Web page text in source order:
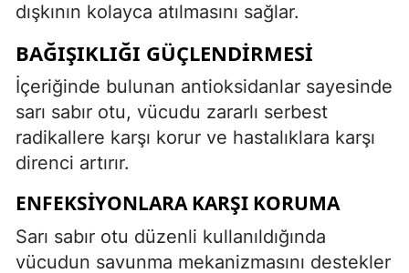
dışkının kolayca atılmasını sağlar.
BAĞIŞIKLIĞI GÜÇLENDIRMESI
İçeriğinde bulunan antioksidanlar sayesinde
sarı sabır otu, vücudu zararlı serbest
radikallere karşı korur ve hastalıklara karşı
direnci artırır.
ENFEKSIYONLARA KARŞI KORUMA
Sarı sabır otu düzenli kullanıldığında
vücudun savunma mekanizmasını destekler